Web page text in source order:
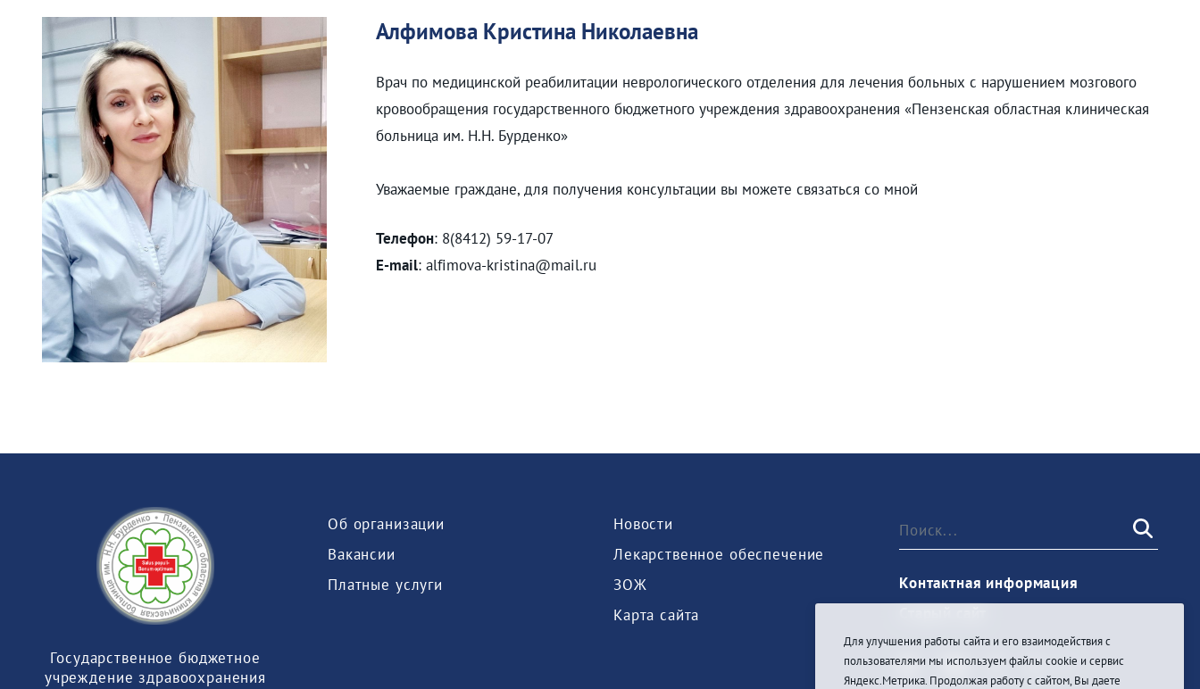
Алфимова Кристина Николаевна
Врач по медицинской реабилитации неврологического отделения для лечения больных с нарушением мозгового
кровообращения государственного бюджетного учреждения здравоохранения «Пензенская областная клиническая
больница им. Н.Н. Бурденко»
Уважаемые граждане, для получения консультации вы можете связаться со мной
Телефон: 8(8412) 59-17-07
E-mail: alfimova-kristina@mail.ru
Государственное бюджетное
учреждение здравоохранения
Об организации
Вакансии
Платные услуги
Новости
Лекарственное обеспечение
ЗОЖ
Карта сайта
Контактная информация
Для улучшения работы сайта и его взаимодействия с
пользователями мы используем файлы cookie и сервис
Яндекс.Метрика. Продолжая работу с сайтом, Вы даете